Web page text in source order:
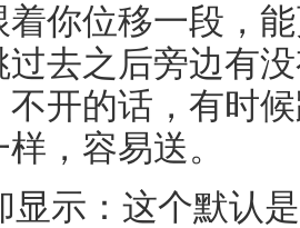
你位移一段，
去之后旁边有
开的话，有时
，容易送。
显示：这个默认